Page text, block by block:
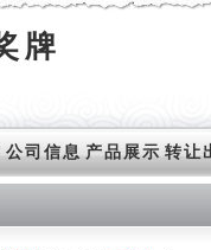
牌
公司信息 产品展示 转让